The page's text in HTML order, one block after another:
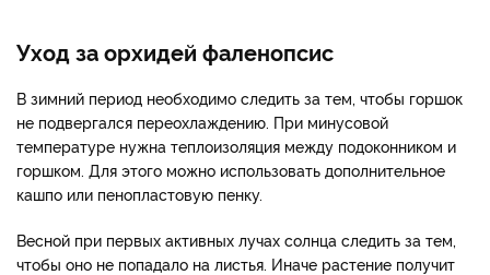
Уход за орхидей фаленопсис
В зимний период необходимо следить за тем, чтобы горшок
не подвергался переохлаждению. При минусовой
температуре нужна теплоизоляция между подоконником и
горшком. Для этого можно использовать дополнительное
кашпо или пенопластовую пенку.
Весной при первых активных лучах солнца следить за тем,
чтобы оно не попадало на листья. Иначе растение получит